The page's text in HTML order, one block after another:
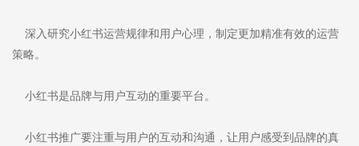
深入研究小红书运营规律和用户心理，制定更加精准有效的运营
策略。
小红书是品牌与用户互动的重要平台。
小红书推广要注重与用户的互动和沟通，让用户感受到品牌的真